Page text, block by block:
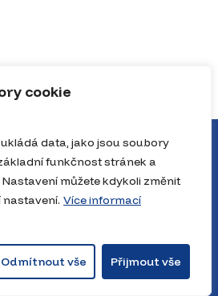
cookie
data, jako jsou soubory
funkčnost stránek a
můžete kdykoli změnit
Více informací
Odmítnout vše Přijmout vše
House, JrNBA. Všechna práva vyhrazena.